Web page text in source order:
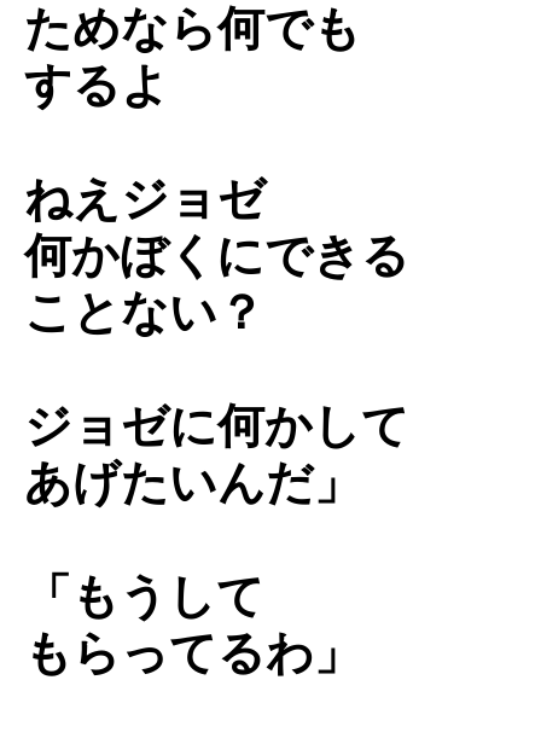
ためなら何でも
するよ
ねえジョゼ
何かぼくにできる
ことない？
ジョゼに何かして
あげたいんだ」
「もうして
もらってるわ」